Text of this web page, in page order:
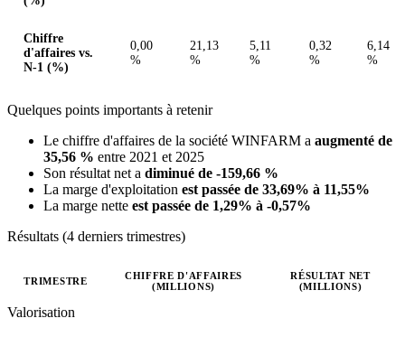
Chiffre
d'affaires vs.
N-1 (%)
0,00
%
21,13
%
5,11
%
0,32
%
6,14
%
Quelques points importants à retenir
Le chiffre d'affaires de la société WINFARM a augmenté de
35,56 % entre 2021 et 2025
Son résultat net a diminué de -159,66 %
La marge d'exploitation est passée de 33,69% à 11,55%
La marge nette est passée de 1,29% à -0,57%
Résultats (4 derniers trimestres)
Valeurs trimestrielles en millions (euro)
TRIMESTRE
CHIFFRE D'AFFAIRES
(MILLIONS)
RÉSULTAT NET
(MILLIONS)
Valorisation